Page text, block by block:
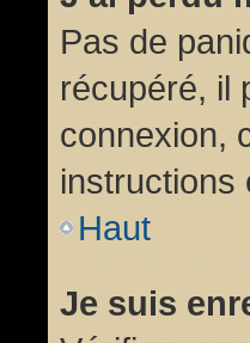
Pas de
récupéré, il
connexion,
instructions
Haut
Je suis